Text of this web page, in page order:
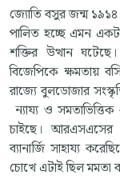
জ্যোতি বসুর জন্ম
পালিত হচ্ছে এমন
শক্তির উত্থান
বিজেপিকে ক্ষমতায়
রাজ্যে বুলডোজার
ন্যায্য ও
চাইছে। আরএসএসের
ব্যানার্জি সাহায্য
চোখে এটাই ছিল মমতা